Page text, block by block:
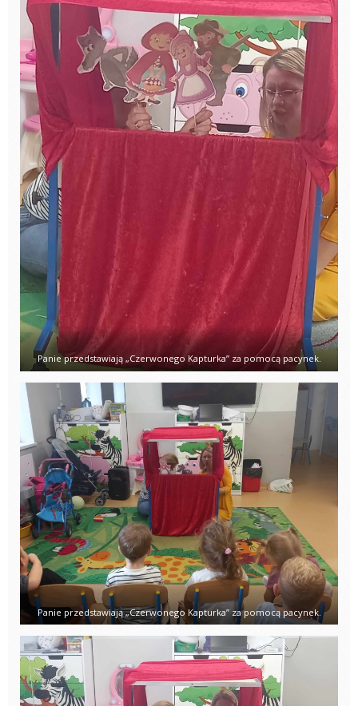
Panie przedstawiają „Czerwonego Kapturka” za pomocą pacynek.
Panie przedstawiają „Czerwonego Kapturka” za pomocą pacynek.